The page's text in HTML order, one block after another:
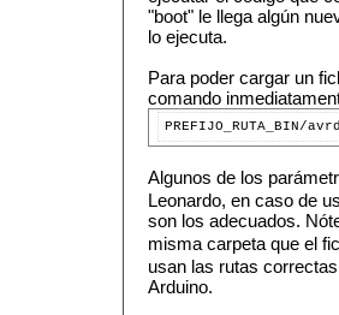
"boot" le llega algún
lo ejecuta.
Para poder cargar un
comando
Algunos de los
Leonardo, en caso de
son los adecuados.
misma carpeta que el
usan las rutas
Arduino.